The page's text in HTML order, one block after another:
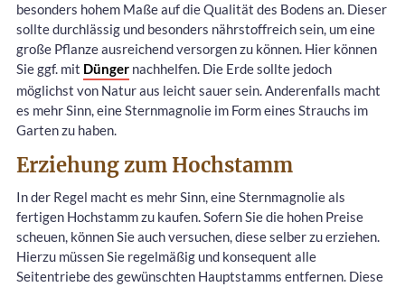
besonders hohem Maße auf die Qualität des Bodens an. Dieser
sollte durchlässig und besonders nährstoffreich sein, um eine
große Pflanze ausreichend versorgen zu können. Hier können
Sie ggf. mit Dünger nachhelfen. Die Erde sollte jedoch
möglichst von Natur aus leicht sauer sein. Anderenfalls macht
es mehr Sinn, eine Sternmagnolie im Form eines Strauchs im
Garten zu haben.
Erziehung zum Hochstamm
In der Regel macht es mehr Sinn, eine Sternmagnolie als
fertigen Hochstamm zu kaufen. Sofern Sie die hohen Preise
scheuen, können Sie auch versuchen, diese selber zu erziehen.
Hierzu müssen Sie regelmäßig und konsequent alle
Seitentriebe des gewünschten Hauptstamms entfernen. Diese